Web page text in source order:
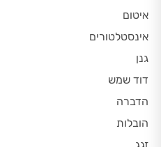
איטום
אינסטלטורים
גנן
דוד שמש
הדברה
הובלות